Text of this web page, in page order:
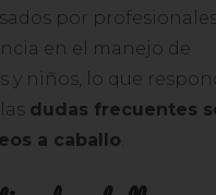
por
en el manejo de
y niños, lo que
dudas frecuentes
a caballo